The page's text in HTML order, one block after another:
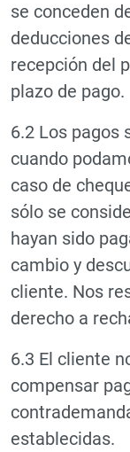
se conceden
deducciones
recepción del
plazo de pago.
6.2 Los pagos
cuando
caso de
sólo se
hayan sido
cambio y
cliente. Nos
derecho a
6.3 El cliente
compensar
establecidas.